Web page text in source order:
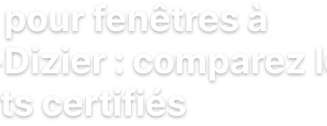
fenêtres à
: comparez
certifiés